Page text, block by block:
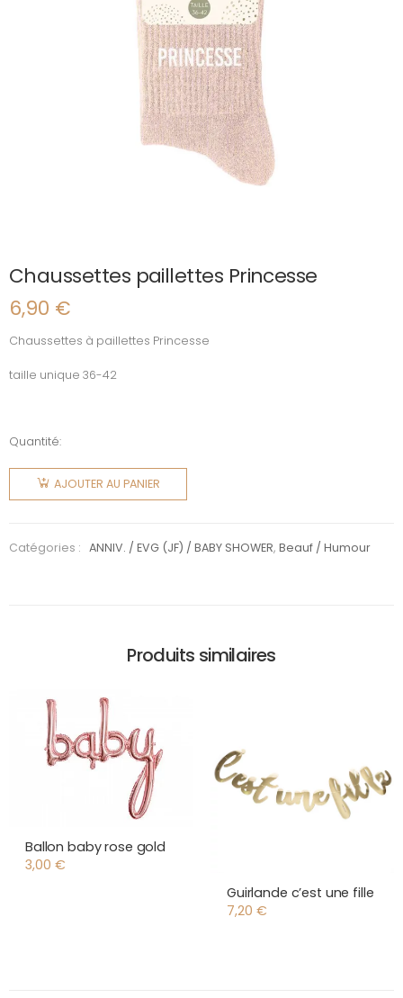
Chaussettes paillettes Princesse
6,90 €
Chaussettes à paillettes Princesse
taille unique 36-42
Quantité:
quantité
Chaussettes
Princesse
AJOUTER AU PANIER
Catégories : ANNIV. / EVG (JF) / BABY SHOWER,Beauf / Humour
Produits similaires
Ballon baby rose gold
3,00 €
Guirlande c’est une fille
7,20 €